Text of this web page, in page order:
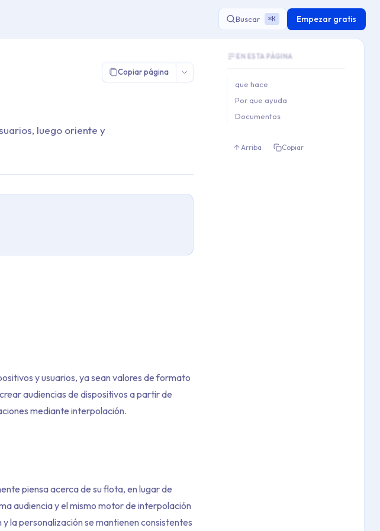
Buscar ⌘K Empezar gratis
Copiar página
luego oriente y
y usuarios, ya sean valores de formato
audiencias de dispositivos a partir de
mediante interpolación.
piensa acerca de su flota, en lugar de
audiencia y el mismo motor de interpolación
la personalización se mantienen consistentes
Key topics covered: que hace, Por que
Section hierarchy:
2. Por que ayuda
EN ESTA PÁGINA
que hace
Por que ayuda
Documentos
Arriba Copiar